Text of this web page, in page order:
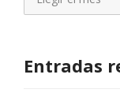
Entradas